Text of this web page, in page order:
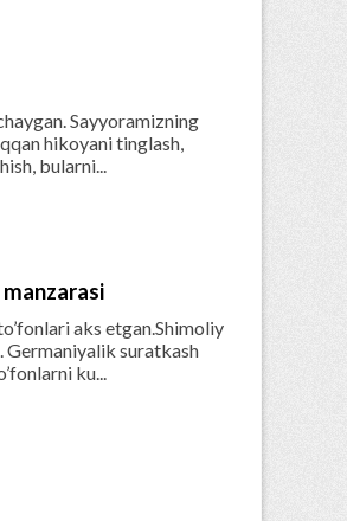
Sayyoramizning
hikoyani tinglash,
bularni...
aks etgan.Shimoliy
Germaniyalik suratkash
ku...